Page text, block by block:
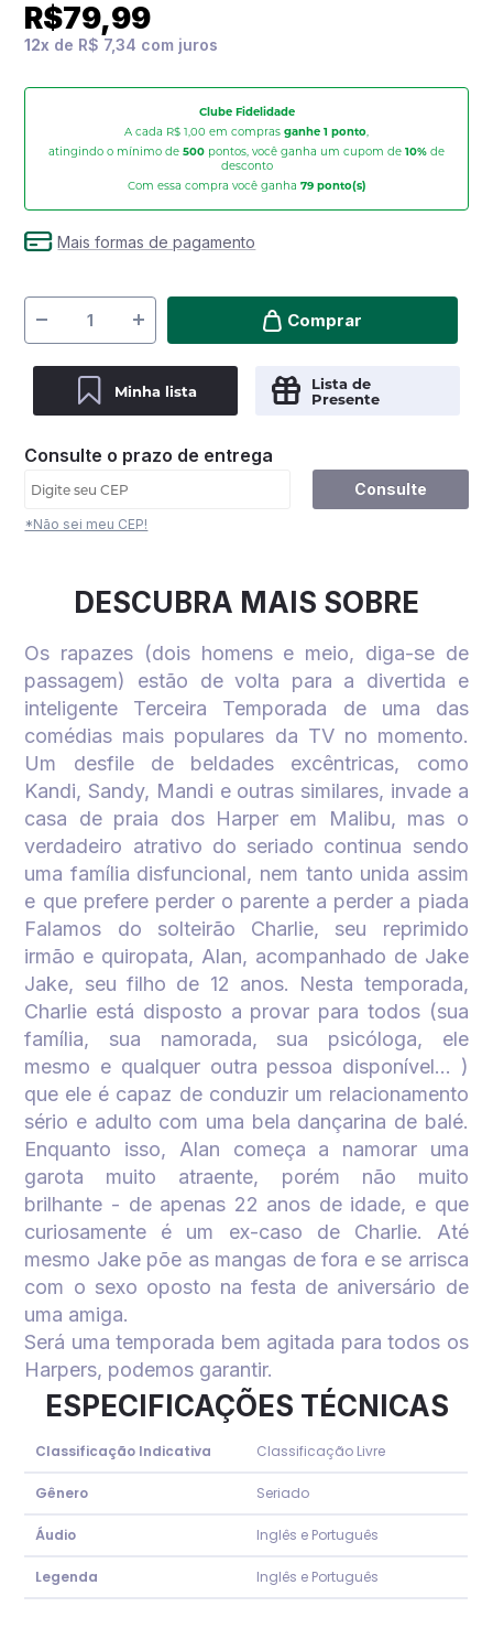
R$79,99
12x de R$ 7,34
Clube Fidelidade
A cada R$ 1,00 em compras ganhe 1 ponto,
atingindo o mínimo de 500 pontos, você ganha um cupom de 10% de
desconto
Com essa compra você ganha 79ponto(s)
Mais formas de pagamento
Comprar
Minha lista
Lista de
Presente
Consulte o prazo de entrega
Consulte
*Não sei meu CEP!
DESCUBRA MAIS SOBRE
Os rapazes (dois homens e meio, diga-se de
passagem) estão de volta para a divertida e
inteligente Terceira Temporada de uma das
comédias mais populares da TV no momento.
Um desfile de beldades excêntricas, como
Kandi, Sandy, Mandi e outras similares, invade a
casa de praia dos Harper em Malibu, mas o
verdadeiro atrativo do seriado continua sendo
uma família disfuncional, nem tanto unida assim
e que prefere perder o parente a perder a piada
Falamos do solteirão Charlie, seu reprimido
irmão e quiropata, Alan, acompanhado de Jake
Jake, seu filho de 12 anos. Nesta temporada,
Charlie está disposto a provar para todos (sua
família, sua namorada, sua psicóloga, ele
mesmo e qualquer outra pessoa disponível... )
que ele é capaz de conduzir um relacionamento
sério e adulto com uma bela dançarina de balé.
Enquanto isso, Alan começa a namorar uma
garota muito atraente, porém não muito
brilhante - de apenas 22 anos de idade, e que
curiosamente é um ex-caso de Charlie. Até
mesmo Jake põe as mangas de fora e se arrisca
com o sexo oposto na festa de aniversário de
uma amiga.
Será uma temporada bem agitada para todos os
Harpers, podemos garantir.
ESPECIFICAÇÕES TÉCNICAS
Classificação Indicativa Classificação Livre
Gênero Seriado
Áudio Inglês e Português
Legenda Inglês e Português